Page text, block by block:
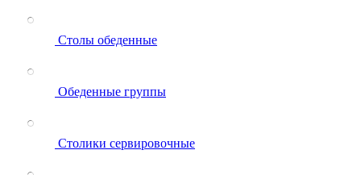
Столы обеденные
Обеденные группы
Столики сервировочные